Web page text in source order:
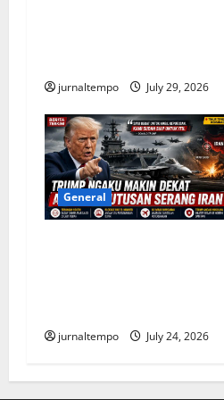
jurnaltempo July 29, 2026
General
jurnaltempo July 24, 2026